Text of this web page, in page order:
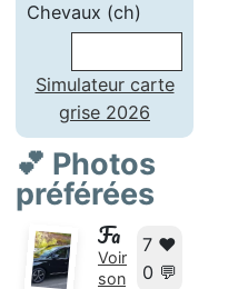
Chevaux (ch)
Simulateur carte
grise 2026
💕 Photos
préférées
7 ❤️
0 💬
Fa
Voir
son